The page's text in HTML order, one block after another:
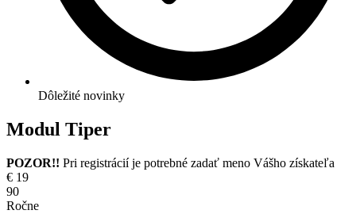
Dôležité novinky
Modul Tiper
POZOR!! Pri registrácií je potrebné zadať meno Vášho získateľa
€ 19
90
Ročne